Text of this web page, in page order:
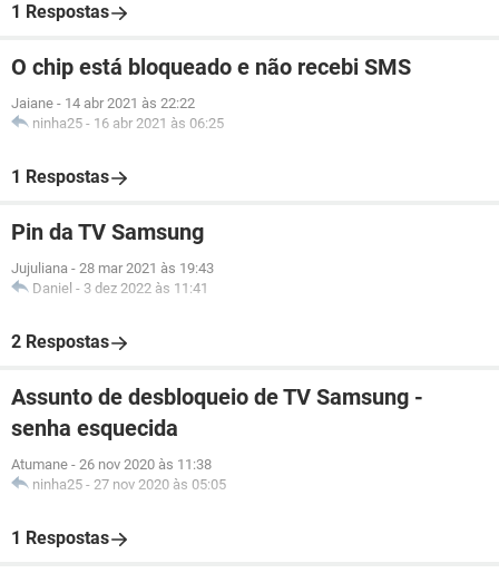
1 Respostas
O chip está bloqueado e não recebi SMS
Jaiane - 14 abr 2021 às 22:22
ninha25 - 16 abr 2021 às 06:25
1 Respostas
Pin da TV Samsung
Jujuliana - 28 mar 2021 às 19:43
Daniel - 3 dez 2022 às 11:41
2 Respostas
Assunto de desbloqueio de TV Samsung -
senha esquecida
Atumane - 26 nov 2020 às 11:38
ninha25 - 27 nov 2020 às 05:05
1 Respostas